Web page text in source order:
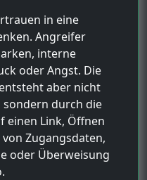
in eine
Angreifer
interne
oder Angst. Die
aber nicht
durch die
einen Link, Öffnen
Zugangsdaten,
oder Überweisung